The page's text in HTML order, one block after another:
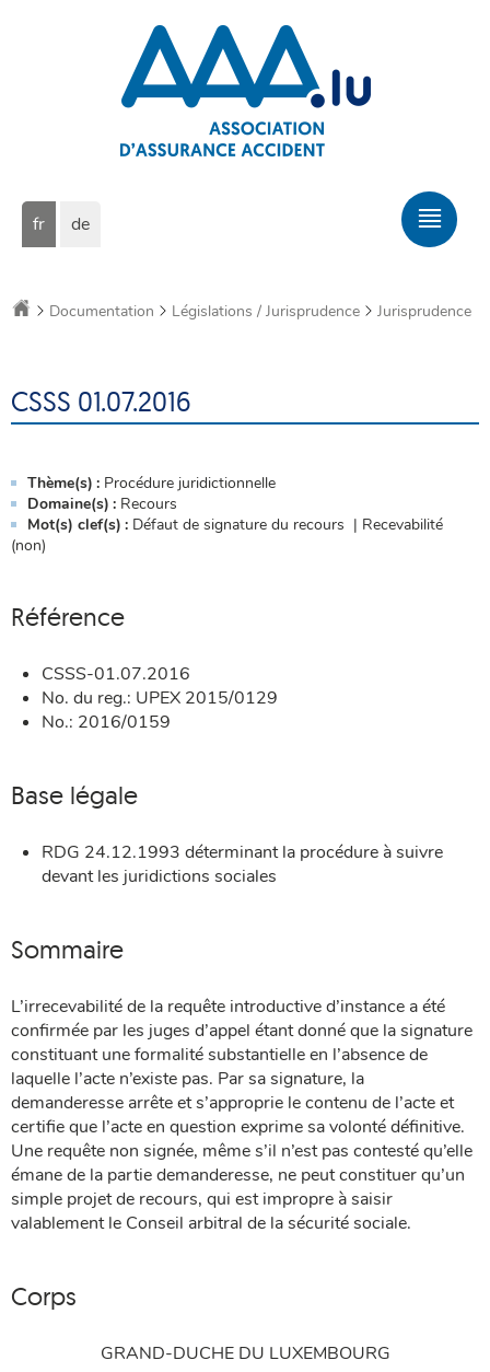
Changer
de
fr de
Accueil
Documentation Législations / Jurisprudence Jurisprudence
CSSS 01.07.2016
Thème(s)
Procédure juridictionnelle
Domaine(s)
Recours
Mot(s) clef(s)
Défaut de signature du recours | Recevabilité
(non)
Référence
CSSS-01.07.2016
No. du reg.: UPEX 2015/0129
No.: 2016/0159
Base légale
RDG 24.12.1993 déterminant la procédure à suivre
devant les juridictions sociales
Sommaire
L’irrecevabilité de la requête introductive d’instance a été
confirmée par les juges d’appel étant donné que la signature
constituant une formalité substantielle en l’absence de
laquelle l’acte n’existe pas. Par sa signature, la
demanderesse arrête et s’approprie le contenu de l’acte et
certifie que l’acte en question exprime sa volonté définitive.
Une requête non signée, même s’il n’est pas contesté qu’elle
émane de la partie demanderesse, ne peut constituer qu’un
simple projet de recours, qui est impropre à saisir
valablement le Conseil arbitral de la sécurité sociale.
Corps
GRAND-DUCHE DU LUXEMBOURG